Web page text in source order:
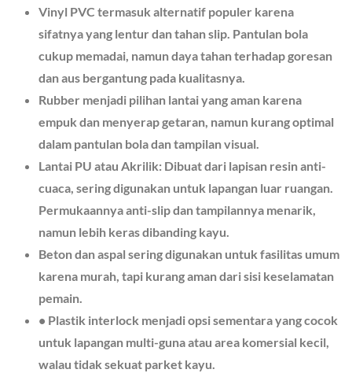
Vinyl PVC termasuk alternatif populer karena
sifatnya yang lentur dan tahan slip. Pantulan bola
cukup memadai, namun daya tahan terhadap goresan
dan aus bergantung pada kualitasnya.
Rubber menjadi pilihan lantai yang aman karena
empuk dan menyerap getaran, namun kurang optimal
dalam pantulan bola dan tampilan visual.
Lantai PU atau Akrilik: Dibuat dari lapisan resin anti-
cuaca, sering digunakan untuk lapangan luar ruangan.
Permukaannya anti-slip dan tampilannya menarik,
namun lebih keras dibanding kayu.
Beton dan aspal sering digunakan untuk fasilitas umum
karena murah, tapi kurang aman dari sisi keselamatan
pemain.
• Plastik interlock menjadi opsi sementara yang cocok
untuk lapangan multi-guna atau area komersial kecil,
walau tidak sekuat parket kayu.